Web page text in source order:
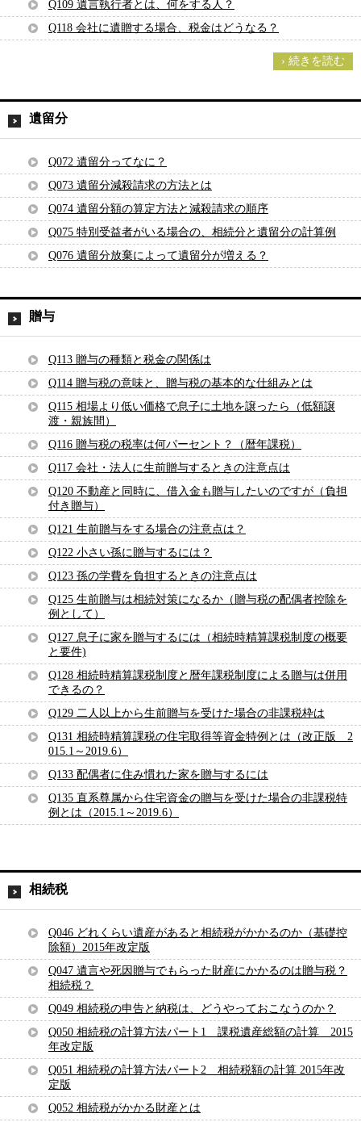
Q109 遺言執行者とは、何をする人？
Q118 会社に遺贈する場合、税金はどうなる？
› 続きを読む
遺留分
Q072 遺留分ってなに？
Q073 遺留分減殺請求の方法とは
Q074 遺留分額の算定方法と減殺請求の順序
Q075 特別受益者がいる場合の、相続分と遺留分の計算例
Q076 遺留分放棄によって遺留分が増える？
贈与
Q113 贈与の種類と税金の関係は
Q114 贈与税の意味と、贈与税の基本的な仕組みとは
Q115 相場より低い価格で息子に土地を譲ったら（低額譲
渡・親族間）
Q116 贈与税の税率は何パーセント？（暦年課税）
Q117 会社・法人に生前贈与するときの注意点は
Q120 不動産と同時に、借入金も贈与したいのですが（負担
付き贈与）
Q121 生前贈与をする場合の注意点は？
Q122 小さい孫に贈与するには？
Q123 孫の学費を負担するときの注意点は
Q125 生前贈与は相続対策になるか（贈与税の配偶者控除を
例として）
Q127 息子に家を贈与するには（相続時精算課税制度の概要
と要件)
Q128 相続時精算課税制度と暦年課税制度による贈与は併用
できるの？
Q129 二人以上から生前贈与を受けた場合の非課税枠は
Q131 相続時精算課税の住宅取得等資金特例とは（改正版 2
015.1～2019.6）
Q133 配偶者に住み慣れた家を贈与するには
Q135 直系尊属から住宅資金の贈与を受けた場合の非課税特
例とは（2015.1～2019.6）
相続税
Q046 どれくらい遺産があると相続税がかかるのか（基礎控
除額）2015年改定版
Q047 遺言や死因贈与でもらった財産にかかるのは贈与税？
相続税？
Q049 相続税の申告と納税は、どうやっておこなうのか？
Q050 相続税の計算方法パート1 課税遺産総額の計算 2015
年改定版
Q051 相続税の計算方法パート2 相続税額の計算 2015年改
定版
Q052 相続税がかかる財産とは